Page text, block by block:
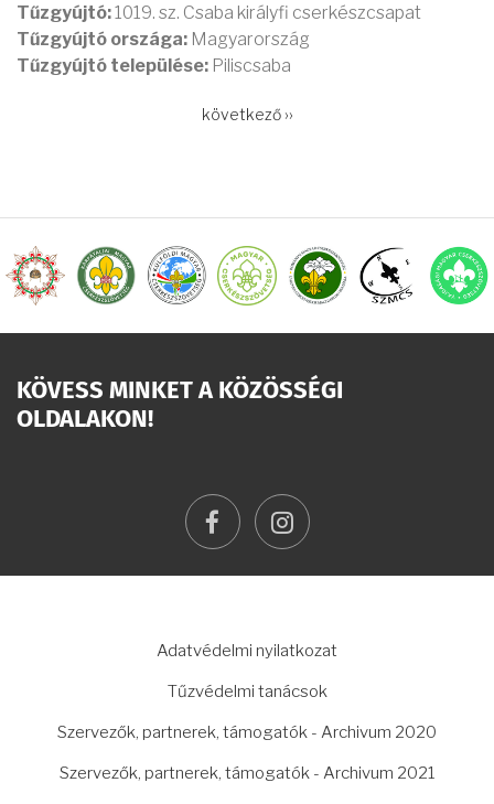
Tűzgyújtó:1019. sz. Csaba királyfi cserkészcsapat
Tűzgyújtó országa: Magyarország
Tűzgyújtó települése: Piliscsaba
Következő
következő ››
KÖVESS MINKET A KÖZÖSSÉGI
OLDALAKON!
facebookinstagram
Adatvédelmi nyilatkozat
Tűzvédelmi tanácsok
Szervezők, partnerek, támogatók - Archivum 2020
Szervezők, partnerek, támogatók - Archivum 2021